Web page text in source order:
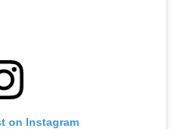
on Instagram